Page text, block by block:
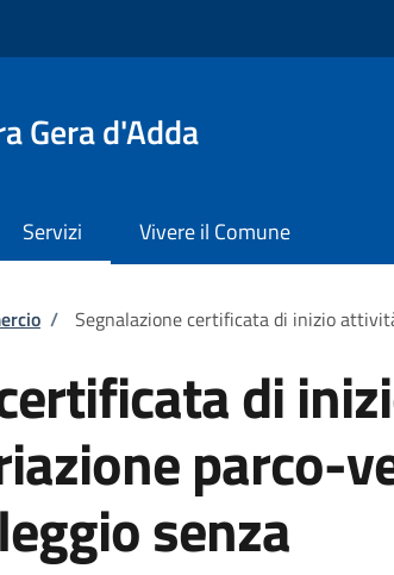
Gera d'Adda
Servizi Vivere il Comune
/ Segnalazione certificata di inizio
di
parco-
senza